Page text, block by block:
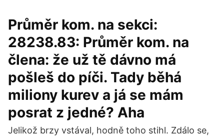
Průměr kom. na sekci:
28238.83: Průměr kom. na
člena: že už tě dávno má
pošleš do píči. Tady běhá
miliony kurev a já se mám
posrat z jedné? Aha
Jelikož brzy vstával, hodně toho stihl. Zdálo se,